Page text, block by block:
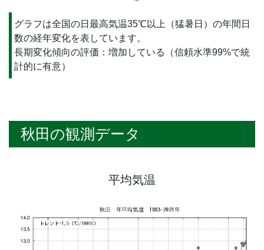
グラフは全国の日最高気温35℃以上（猛暑日）の年間日
数の経年変化を表しています。
長期変化傾向の評価：増加している（信頼水準99%で統
計的に有意）
秋田の観測データ
平均気温